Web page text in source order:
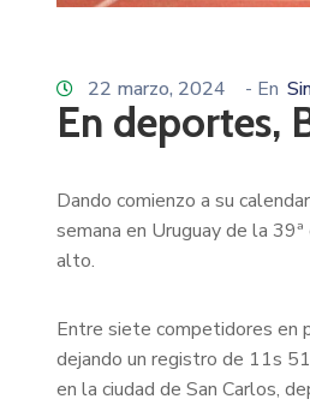
22 marzo, 2024 - En
En deportes,
Dando comienzo a su
semana en Uruguay de la
alto.
Entre siete competidores
dejando un registro de 11s
en la ciudad de San Carlos,